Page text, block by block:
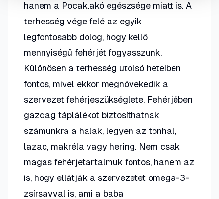
hanem a Pocaklakó egészsége miatt is. A
terhesség vége felé az egyik
legfontosabb dolog, hogy kellő
mennyiségű fehérjét fogyasszunk.
Különösen a terhesség utolsó heteiben
fontos, mivel ekkor megnövekedik a
szervezet fehérjeszükséglete. Fehérjében
gazdag táplálékot biztosíthatnak
számunkra a halak, legyen az tonhal,
lazac, makréla vagy hering. Nem csak
magas fehérjetartalmuk fontos, hanem az
is, hogy ellátják a szervezetet omega-3-
zsírsavval is, ami a baba